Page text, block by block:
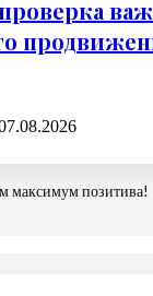
максимум позитива!